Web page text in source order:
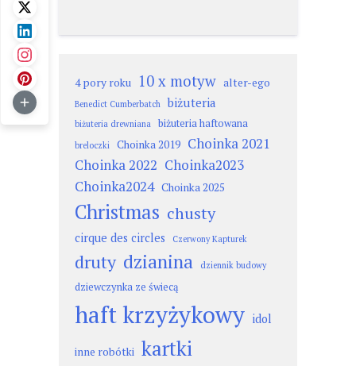
4 pory roku 10 x motyw alter-ego
Benedict Cumberbatch biżuteria
biżuteria drewniana biżuteria haftowana
breloczki Choinka 2019 Choinka 2021
Choinka 2022 Choinka2023
Choinka2024 Choinka 2025
Christmas chusty
cirque des circles Czerwony Kapturek
druty dzianina dziennik budowy
dziewczynka ze świecą
haft krzyżykowy idol
inne robótki kartki